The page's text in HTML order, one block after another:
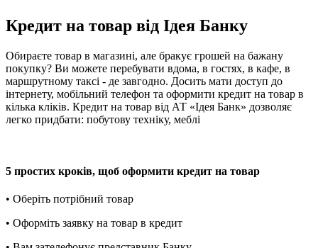
Кредит на товар від Ідея Банку
Обираєте товар в магазині, але бракує грошей на бажану
покупку? Ви можете перебувати вдома, в гостях, в кафе, в
маршрутному таксі - де завгодно. Досить мати доступ до
інтернету, мобільний телефон та оформити кредит на товар в
кілька кліків. Кредит на товар від АТ «Ідея Банк» дозволяє
легко придбати: побутову техніку, меблі
5 простих кроків, щоб оформити кредит на товар
• Оберіть потрібний товар
• Оформіть заявку на товар в кредит